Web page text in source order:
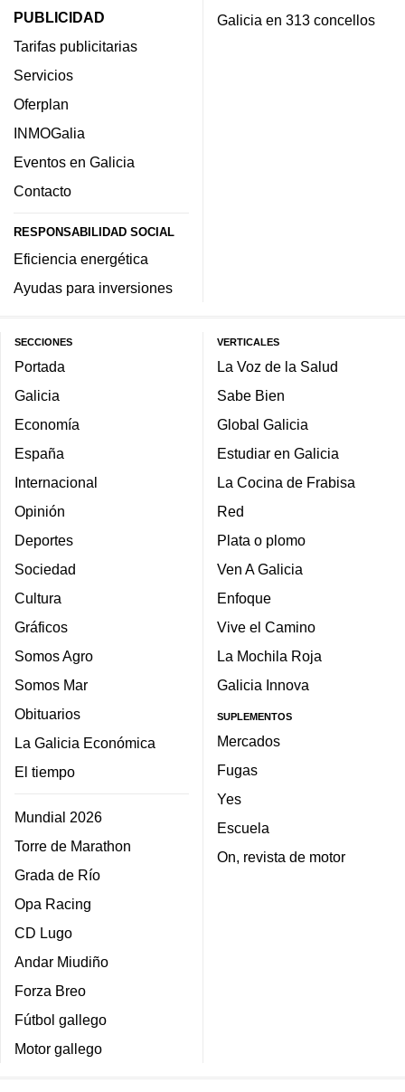
PUBLICIDAD
Tarifas publicitarias
Servicios
Oferplan
INMOGalia
Eventos en Galicia
Contacto
RESPONSABILIDAD SOCIAL
Eficiencia energética
Ayudas para inversiones
Galicia en 313 concellos
SECCIONES
Portada
Galicia
Economía
España
Internacional
Opinión
Deportes
Sociedad
Cultura
Gráficos
Somos Agro
Somos Mar
Obituarios
La Galicia Económica
El tiempo
Mundial 2026
Torre de Marathon
Grada de Río
Opa Racing
CD Lugo
Andar Miudiño
Forza Breo
Fútbol gallego
Motor gallego
VERTICALES
La Voz de la Salud
Sabe Bien
Global Galicia
Estudiar en Galicia
La Cocina de Frabisa
Red
Plata o plomo
Ven A Galicia
Enfoque
Vive el Camino
La Mochila Roja
Galicia Innova
SUPLEMENTOS
Mercados
Fugas
Yes
Escuela
On, revista de motor